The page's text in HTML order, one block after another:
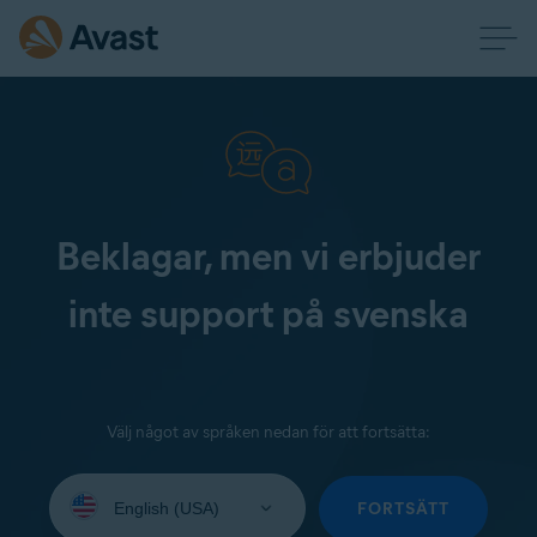
Beklagar, men vi erbjuder
inte support på svenska
Välj något av språken nedan för att fortsätta:
your
FORTSÄTT